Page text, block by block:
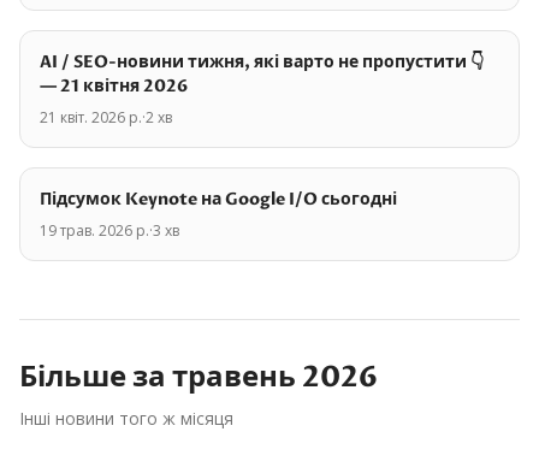
AI / SEO-новини тижня, які варто не пропустити 👇
— 21 квітня 2026
21 квіт. 2026 р.·2хв
Підсумок Keynote на Google I/O сьогодні
19 трав. 2026 р.·3 хв
Більше за травень 2026
Інші новини того ж місяця